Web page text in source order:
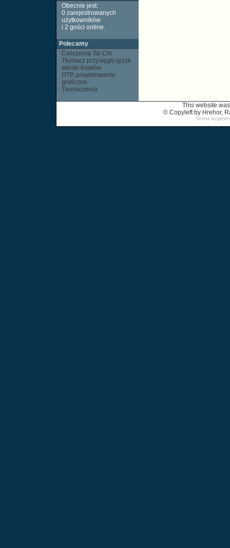
Obecnie jest:
0 zarejestrowanych
użytkowników
i 2 gości online.
Polecamy
Ćwiczenia Tai Chi
Tłumacz przysięgły język
włoski Kraków
DTP, projektowanie
graficzne
Tłumaczenia
This website
© Copyleft by Hrehor,
Strona